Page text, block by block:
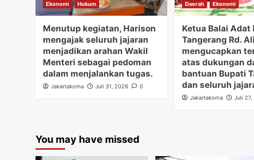
Ekonomi Hukum
Menutup kegiatan, Harison
mengajak seluruh jajaran
menjadikan arahan Wakil
Menteri sebagai pedoman
dalam menjalankan tugas.
Jakartakoma Juli 31, 2026 0
Daerah Ekonomi
Ketua Balai Adat
Tangerang Rd.
mengucapkan
atas dukungan
bantuan Bupati
dan seluruh
Jakartakoma Juli 27,
You may have missed